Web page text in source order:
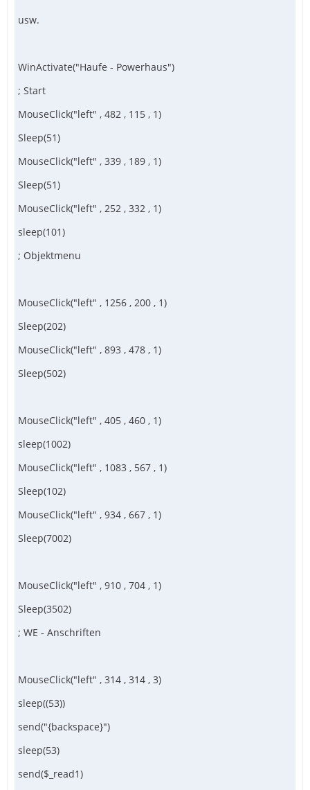
usw.
WinActivate("Haufe - Powerhaus")
; Start
MouseClick("left" , 482 , 115 , 1)
Sleep(51)
MouseClick("left" , 339 , 189 , 1)
Sleep(51)
MouseClick("left" , 252 , 332 , 1)
sleep(101)
; Objektmenu
MouseClick("left" , 1256 , 200 , 1)
Sleep(202)
MouseClick("left" , 893 , 478 , 1)
Sleep(502)
MouseClick("left" , 405 , 460 , 1)
sleep(1002)
MouseClick("left" , 1083 , 567 , 1)
Sleep(102)
MouseClick("left" , 934 , 667 , 1)
Sleep(7002)
MouseClick("left" , 910 , 704 , 1)
Sleep(3502)
; WE - Anschriften
MouseClick("left" , 314 , 314 , 3)
sleep((53))
send("{backspace}")
sleep(53)
send($_read1)